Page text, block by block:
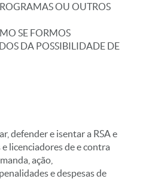
OU OUTROS
SE FORMOS
DA POSSIBILIDADE DE
defender e isentar a RSA e
licenciadores de e contra
ação,
e despesas de